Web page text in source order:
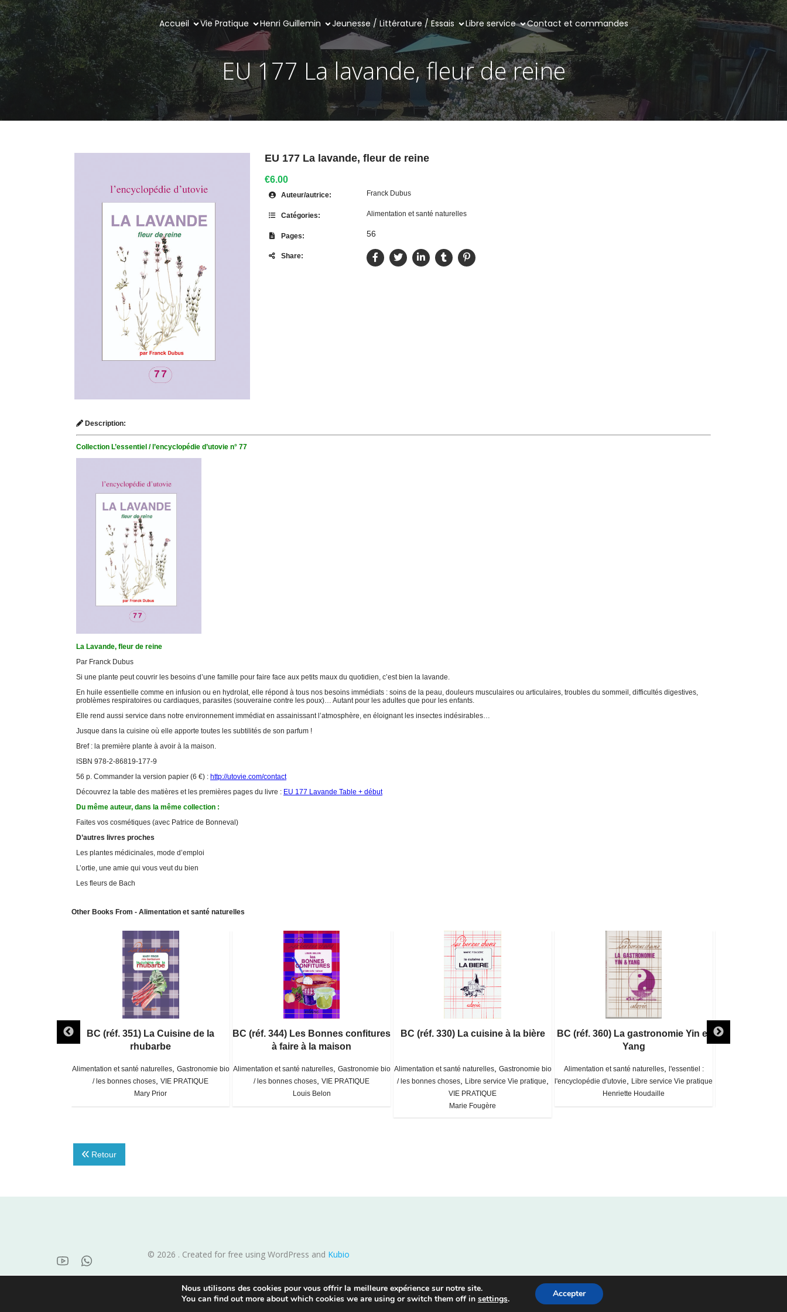
Accueil Vie Pratique Henri Guillemin Jeunesse / Littérature / Essais Libre service Contact et commandes
EU 177 La lavande, fleur de reine
EU 177 La lavande, fleur de reine
€6.00
Auteur/autrice: Franck Dubus
Catégories: Alimentation et santé naturelles
Pages: 56
Share:
Description:
Collection L’essentiel / l’encyclopédie d’utovie n° 77
La Lavande, fleur de reine
Par Franck Dubus
Si une plante peut couvrir les besoins d’une famille pour faire face aux petits maux du quotidien, c’est bien la lavande.
En huile essentielle comme en infusion ou en hydrolat, elle répond à tous nos besoins immédiats : soins de la peau, douleurs musculaires ou articulaires, troubles du sommeil, difficultés digestives,
problèmes respiratoires ou cardiaques, parasites (souveraine contre les poux)… Autant pour les adultes que pour les enfants.
Elle rend aussi service dans notre environnement immédiat en assainissant l’atmosphère, en éloignant les insectes indésirables…
Jusque dans la cuisine où elle apporte toutes les subtilités de son parfum !
Bref : la première plante à avoir à la maison.
ISBN 978-2-86819-177-9
56 p. Commander la version papier (6 €) : http://utovie.com/contact
Découvrez la table des matières et les premières pages du livre : EU 177 Lavande Table + début
Du même auteur, dans la même collection :
Faites vos cosmétiques (avec Patrice de Bonneval)
D’autres livres proches
Les plantes médicinales, mode d’emploi
L’ortie, une amie qui vous veut du bien
Les fleurs de Bach
Other Books From - Alimentation et santé naturelles
BC (réf. 351) La Cuisine de la
rhubarbe
Alimentation et santé naturelles, Gastronomie bio
/ les bonnes choses, VIE PRATIQUE
Mary Prior
BC (réf. 344) Les Bonnes confitures
à faire à la maison
Alimentation et santé naturelles, Gastronomie bio
/ les bonnes choses, VIE PRATIQUE
Louis Belon
BC (réf. 330) La cuisine à la bière
Alimentation et santé naturelles, Gastronomie bio
/ les bonnes choses, Libre service Vie pratique,
VIE PRATIQUE
Marie Fougère
BC (réf. 360) La gastronomie Yin et
Yang
Alimentation et santé naturelles, l'essentiel :
l'encyclopédie d'utovie, Libre service Vie pratique
Henriette Houdaille
BC (réf. 345)
Retour
© 2026 . Created for free using WordPress and Kubio
Nous utilisons des cookies pour vous offrir la meilleure expérience sur notre site.
You can find out more about which cookies we are using or switch them off in settings. Accepter